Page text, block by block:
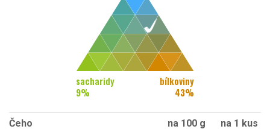
sacharidy
9%
bílkoviny
43%
Čeho na 100 g
na 1 kus